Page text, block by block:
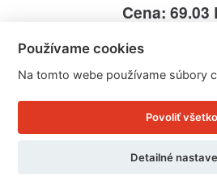
Cena: 69.03
U Vás doma 12. -
Používame cookies
Na tomto webe používame súbory
Povoliť všetko
Detailné